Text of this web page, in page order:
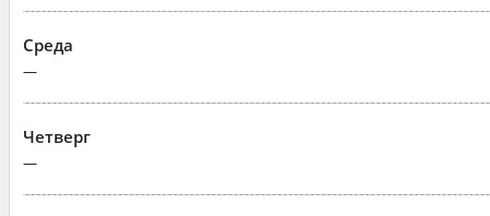
Среда
—
Четверг
—